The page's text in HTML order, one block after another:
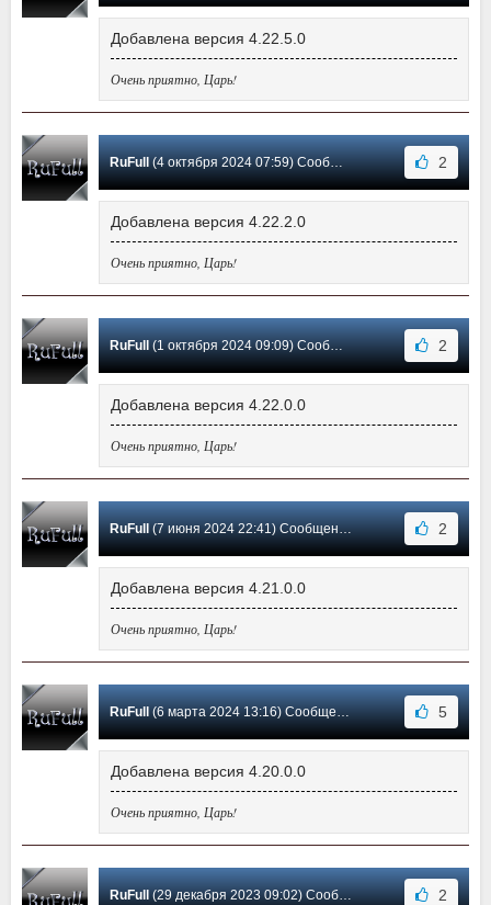
Добавлена версия 4.22.5.0
Очень приятно, Царь!
RuFull (4 октября 2024 07:59) Сообщение #21 2
Добавлена версия 4.22.2.0
Очень приятно, Царь!
RuFull (1 октября 2024 09:09) Сообщение #20 2
Добавлена версия 4.22.0.0
Очень приятно, Царь!
RuFull (7 июня 2024 22:41) Сообщение #19 2
Добавлена версия 4.21.0.0
Очень приятно, Царь!
RuFull (6 марта 2024 13:16) Сообщение #18 5
Добавлена версия 4.20.0.0
Очень приятно, Царь!
RuFull (29 декабря 2023 09:02) Сообщение #17 2